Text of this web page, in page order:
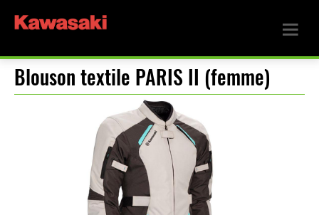
Blouson textile PARIS II (femme)